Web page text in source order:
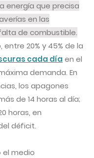
energía que precisa
en las
de combustible.
20% y 45% de la
cada día en el
demanda. En
los apagones
de 14 horas al día;
horas, en
déficit.
el medio